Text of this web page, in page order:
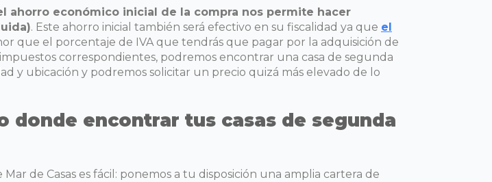
ahorro económico inicial de la compra nos permite hacer
. Este ahorro inicial también será efectivo en su fiscalidad ya que el
que el porcentaje de IVA que tendrás que pagar por la adquisición de
correspondientes, podremos encontrar una casa de segunda
y ubicación y podremos solicitar un precio quizá más elevado de lo
donde encontrar tus casas de segunda
de Casas es fácil: ponemos a tu disposición una amplia cartera de